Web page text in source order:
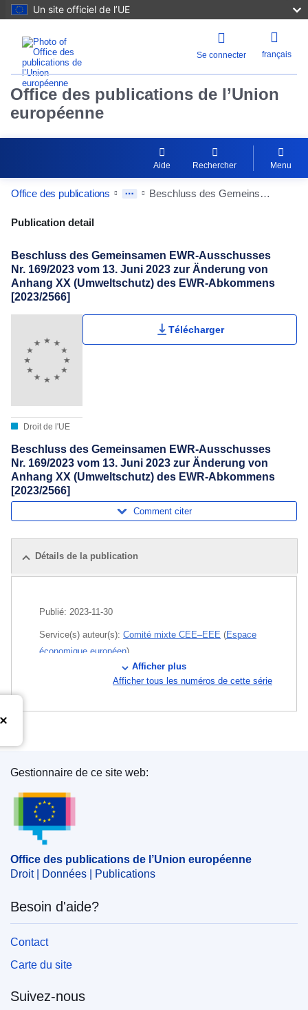
Un site officiel de l’UE
Se connecter français
Office des publications de l’Union
européenne
Aide Rechercher Menu
Office des publications Beschluss des Gemeinsamen EWR-Ausschusses Nr. 169/2023 vom 13. Juni 2023 zur Änderung von Anhang XX (Umweltschutz) des EWR-Abkommens [2023/2566]
Publication Detail Actions Portlet
Publication detail
Beschluss des Gemeinsamen EWR-Ausschusses
Nr. 169/2023 vom 13. Juni 2023 zur Änderung von
Anhang XX (Umweltschutz) des EWR-Abkommens
[2023/2566]
Droit de l'UE
Télécharger
Beschluss des Gemeinsamen EWR-Ausschusses
Nr. 169/2023 vom 13. Juni 2023 zur Änderung von
Anhang XX (Umweltschutz) des EWR-Abkommens
[2023/2566]
Comment citer
Détails de la publication
Publié: 2023-11-30
Service(s) auteur(s): Comité mixte CEE–EEE (Espace
économique européen)
accumulateur électrique ,bateau,déchet
pollution marine,prévention de la pollution,recyclage
CELEX : 22023D2566
ELI :dec/2023/2566/oj
OJ : L_202302566
IMMC : PUB(2023)743/2789409
pdfa2a
Afficher plus
Afficher tous les numéros de cette série
Office des publications de l’Union européenne
Gestionnaire de ce site web:
Office des publications de l’Union européenne
Droit | Données | Publications
Besoin d'aide?
Contact
Carte du site
Suivez-nous